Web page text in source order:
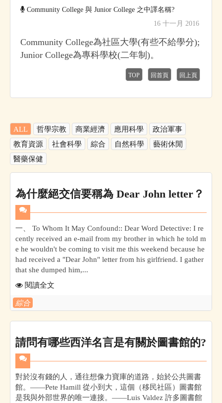
Community College 與 Junior College 之中譯名稱?
16 十一月 2016
Community College為社區大學(有些不給學分);
Junior College為專科學校(二年制)。
TOP 回首頁 回上頁
ALL 哲學宗教 商業經濟 應用科學
政治軍事
教育資源
社會科學 綜合 自然科學
藝術休閒
醫藥保健
為什麼絕交信要稱為 Dear John letter？
一、 To Whom It May Confound:: Dear Word Detective: I re
cently received an e-mail from my brother in which he told m
e he wouldn't be coming to visit me this weekend because he
had received a "Dear John" letter from his girlfriend. I gather
that she dumped him,...
閱讀全文
綜合
請問有哪些西洋名言是有關於圖書館的?
對於沒有錢的人，通往想像力寶庫的道路，始於公共圖書
館。——Pete Hamill 從小到大，這個（移民社區）圖書館
是我與外部世界的唯一連接。——Luis Valdez 許多圖書館